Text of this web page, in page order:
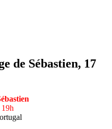
de Sébastien, 17